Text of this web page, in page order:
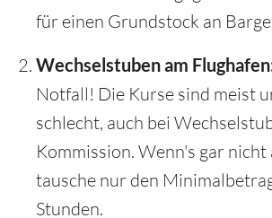
für einen Grundstock an
Wechselstuben am
Notfall! Die Kurse sind meist
schlecht, auch bei
Kommission. Wenn's gar nicht
tausche nur den
Stunden.